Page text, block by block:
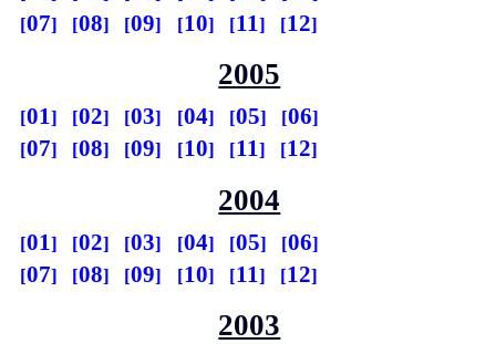
07
08 09 10 11 12
2005
01 02 03 04 05
06
07
08 09 10 11 12
2004
01 02 03 04 05
06
07
08 09 10 11 12
2003